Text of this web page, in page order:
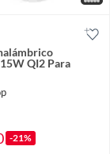
QI2 Para
-21%